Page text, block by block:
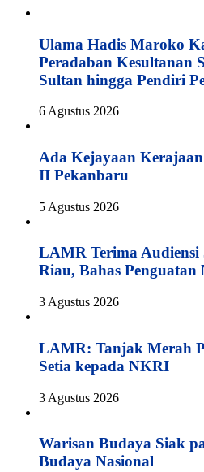
Ulama Hadis Maroko
Peradaban Kesultanan
Sultan hingga Pendiri
6 Agustus 2026
Ada Kejayaan
II Pekanbaru
5 Agustus 2026
LAMR Terima
Riau, Bahas
3 Agustus 2026
LAMR: Tanjak Merah
Setia kepada NKRI
3 Agustus 2026
Warisan Budaya Siak
Budaya Nasional